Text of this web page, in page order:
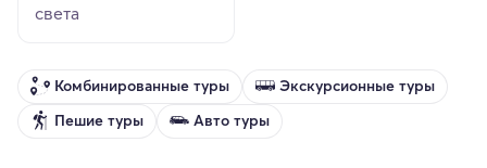
света
Комбинированные туры
Экскурсионные туры
Пешие туры
Авто туры